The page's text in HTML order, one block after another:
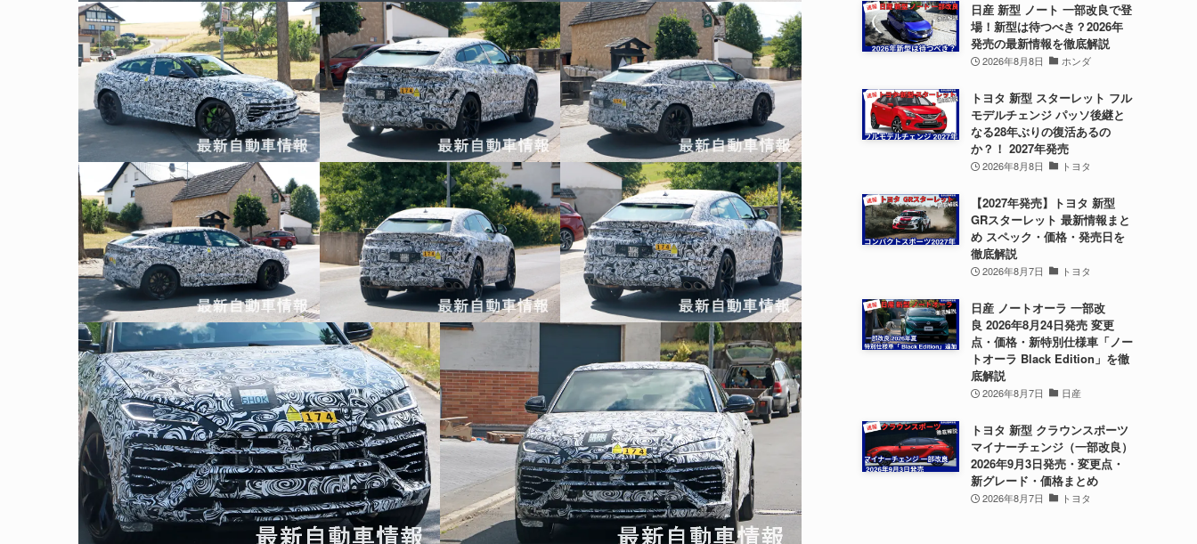
日産 新型 ノート 一部改良で登
場！新型は待つべき？2026年
発売の最新情報を徹底解説
2026年8月8日 ホンダ
トヨタ 新型 スターレット フル
モデルチェンジ パッソ後継と
なる28年ぶりの復活あるの
か？！ 2027年発売
2026年8月8日 トヨタ
【2027年発売】トヨタ 新型
GRスターレット 最新情報まと
め スペック・価格・発売日を
徹底解説
2026年8月7日 トヨタ
日産 ノートオーラ 一部改
良 2026年8月24日発売 変更
点・価格・新特別仕様車「ノー
トオーラ Black Edition」を徹
底解説
2026年8月7日 日産
トヨタ 新型 クラウンスポーツ
マイナーチェンジ（一部改良）
2026年9月3日発売・変更点・
新グレード・価格まとめ
2026年8月7日 トヨタ